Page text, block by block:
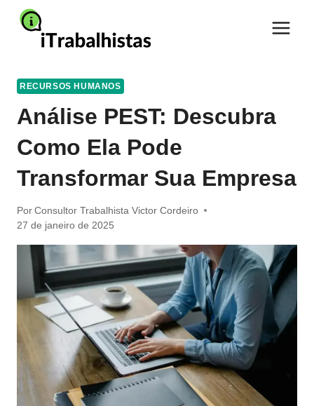
Pular
para
RECURSOS HUMANOS
Análise PEST: Descubra
Como Ela Pode
Transformar Sua Empresa
Por Consultor Trabalhista Victor Cordeiro
27 de janeiro de 2025